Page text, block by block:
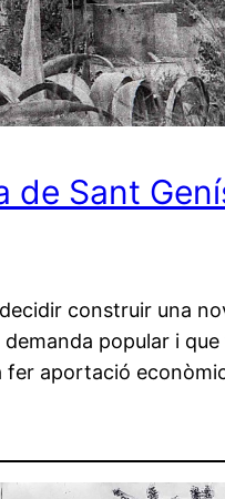
de Sant
construir una
demanda popular i
aportació